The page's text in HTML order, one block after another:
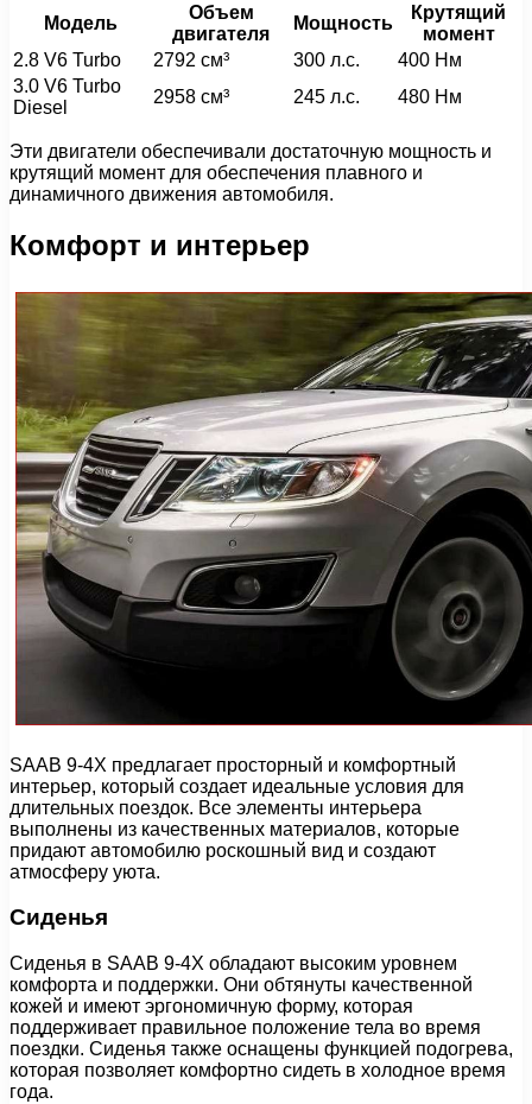
Модель
Объем
двигателя
Мощность
Крутящий
момент
2.8 V6 Turbo
2792 см³ 300 л.с.
400 Нм
3.0 V6 Turbo
Diesel
2958 см³ 245 л.с. 480 Нм
Эти двигатели обеспечивали достаточную мощность и
крутящий момент для обеспечения плавного и
динамичного движения автомобиля.
Комфорт и интерьер
SAAB 9-4X предлагает просторный и комфортный
интерьер, который создает идеальные условия для
длительных поездок. Все элементы интерьера
выполнены из качественных материалов, которые
придают автомобилю роскошный вид и создают
атмосферу уюта.
Сиденья
Сиденья в SAAB 9-4X обладают высоким уровнем
комфорта и поддержки. Они обтянуты качественной
кожей и имеют эргономичную форму, которая
поддерживает правильное положение тела во время
поездки. Сиденья также оснащены функцией подогрева,
которая позволяет комфортно сидеть в холодное время
года.